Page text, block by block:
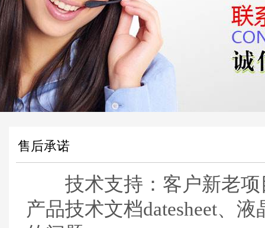
售后承诺
技术支持：客户新老项
产品技术文档datesheet、